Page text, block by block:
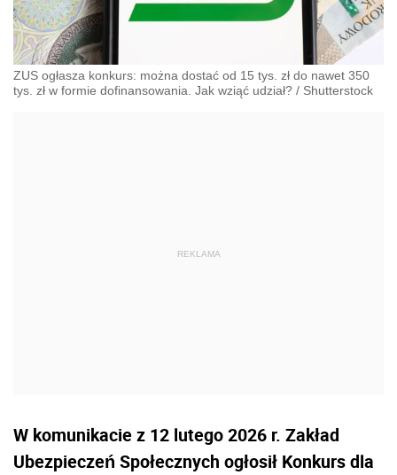
ZUS ogłasza konkurs: można dostać od 15 tys. zł do nawet 350
tys. zł w formie dofinansowania. Jak wziąć udział? / Shutterstock
W komunikacie z 12 lutego 2026 r. Zakład
Ubezpieczeń Społecznych ogłosił Konkurs dla